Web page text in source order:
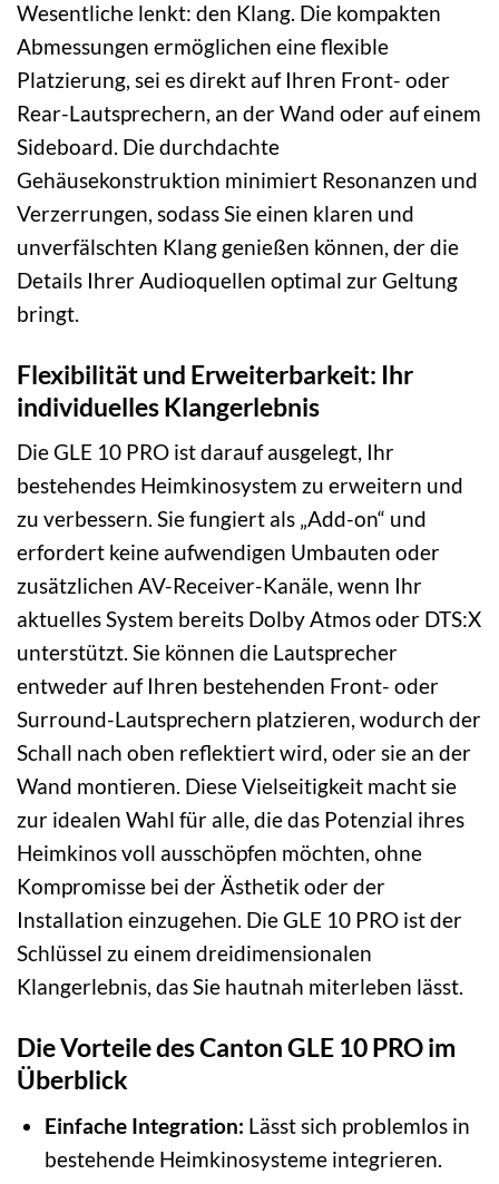
Wesentliche lenkt: den Klang. Die kompakten
Abmessungen ermöglichen eine flexible
Platzierung, sei es direkt auf Ihren Front- oder
Rear-Lautsprechern, an der Wand oder auf einem
Sideboard. Die durchdachte
Gehäusekonstruktion minimiert Resonanzen und
Verzerrungen, sodass Sie einen klaren und
unverfälschten Klang genießen können, der die
Details Ihrer Audioquellen optimal zur Geltung
bringt.
Flexibilität und Erweiterbarkeit: Ihr
individuelles Klangerlebnis
Die GLE 10 PRO ist darauf ausgelegt, Ihr
bestehendes Heimkinosystem zu erweitern und
zu verbessern. Sie fungiert als „Add-on“ und
erfordert keine aufwendigen Umbauten oder
zusätzlichen AV-Receiver-Kanäle, wenn Ihr
aktuelles System bereits Dolby Atmos oder DTS:X
unterstützt. Sie können die Lautsprecher
entweder auf Ihren bestehenden Front- oder
Surround-Lautsprechern platzieren, wodurch der
Schall nach oben reflektiert wird, oder sie an der
Wand montieren. Diese Vielseitigkeit macht sie
zur idealen Wahl für alle, die das Potenzial ihres
Heimkinos voll ausschöpfen möchten, ohne
Kompromisse bei der Ästhetik oder der
Installation einzugehen. Die GLE 10 PRO ist der
Schlüssel zu einem dreidimensionalen
Klangerlebnis, das Sie hautnah miterleben lässt.
Die Vorteile des Canton GLE 10 PRO im
Überblick
Einfache Integration: Lässt sich problemlos in
bestehende Heimkinosysteme integrieren.